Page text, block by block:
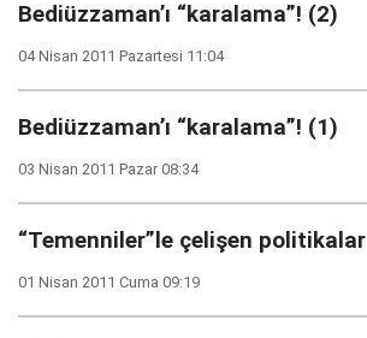
Bediüzzaman’ı “karalama”! (2)
04 Nisan 2011 Pazartesi 11:04
Bediüzzaman’ı “karalama”! (1)
03 Nisan 2011 Pazar 08:34
“Temenniler”le çelişen politikalar
01 Nisan 2011 Cuma 09:19